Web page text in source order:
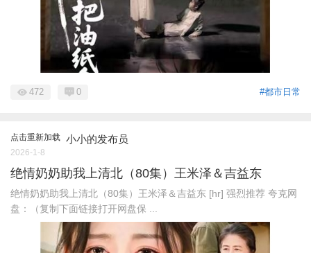
#都市日常
472 0
点击重新加载 小小的发布员
2026-1-8
绝情奶奶助我上清北（80集）王米泽＆吉益东
绝情奶奶助我上清北（80集）王米泽＆吉益东 [hr] 强烈推荐 夸克网
盘：（复制下面链接打开网盘保 ...